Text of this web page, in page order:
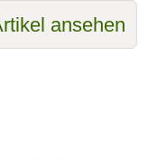
ansehen